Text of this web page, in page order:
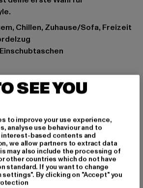
Chillen, Zuhause/Sofa, Freizeit
stone blue
65% Baumwolle, 35%
Agency GmbH & Co. KG |
SEE YOU
to improve your use experience,
analyse use behaviour and to
interest-based contents and
we allow partners to extract data
may also include the processing of
other countries which do not have
standard. If you want to change
By clicking on "Accept" you